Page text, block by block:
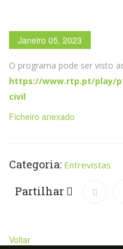
Janeiro 05, 2023
O programa pode ser visto
https://www.rtp.pt/play/
civil
Ficheiro anexado
Categoria: Entrevistas
Partilhar
Voltar